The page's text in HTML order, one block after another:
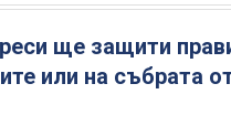
ще защити
или на събрата